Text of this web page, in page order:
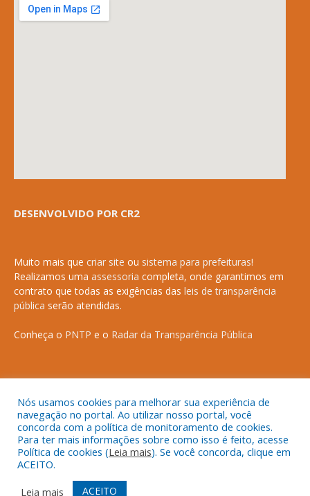
DESENVOLVIDO POR CR2
Muito mais que criar site ou sistema para prefeituras!
Realizamos uma assessoria completa, onde garantimos em
contrato que todas as exigências das leis de transparência
pública serão atendidas.
Conheça o PNTP e o Radar da Transparência Pública
Todos os direitos reservados a Prefeitura Municipal de Anapurus.
Mapa do Site
Acessar o Webmail
Nós usamos cookies para melhorar sua experiência de
navegação no portal. Ao utilizar nosso portal, você
concorda com a política de monitoramento de cookies.
Para ter mais informações sobre como isso é feito, acesse
Política de cookies (Leia mais). Se você concorda, clique em
ACEITO.
Leia mais
ACEITO